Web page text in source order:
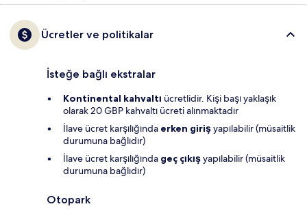
Ücretler ve politikalar
İsteğe bağlı ekstralar
Kontinental kahvaltı ücretlidir. Kişi başı yaklaşık
olarak 20 GBP kahvaltı ücreti alınmaktadır
İlave ücret karşılığında erken girişyapılabilir (müsaitlik
durumuna bağlıdır)
İlave ücret karşılığında geç çıkışyapılabilir (müsaitlik
durumuna bağlıdır)
Otopark